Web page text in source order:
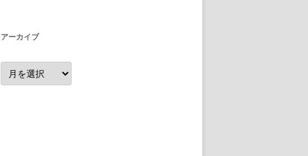
アーカイブ
ア
ー
カ